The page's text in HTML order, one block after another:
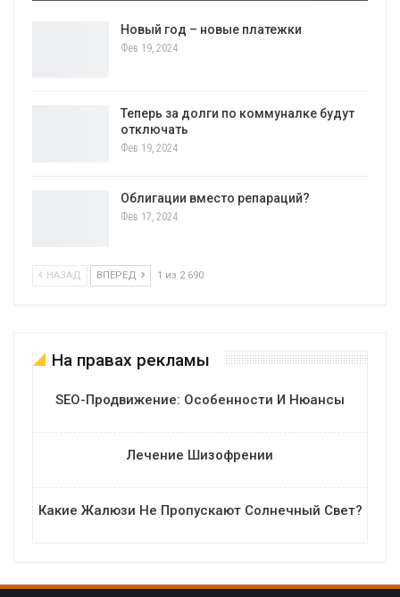
Новый год – новые платежки
Фев 19, 2024
Теперь за долги по коммуналке будут
отключать
Фев 19, 2024
Облигации вместо репараций?
Фев 17, 2024
НАЗАД ВПЕРЕД 1 из 2 690
На правах рекламы
SEO-Продвижение: Особенности И Нюансы
Лечение Шизофрении
Какие Жалюзи Не Пропускают Солнечный Свет?